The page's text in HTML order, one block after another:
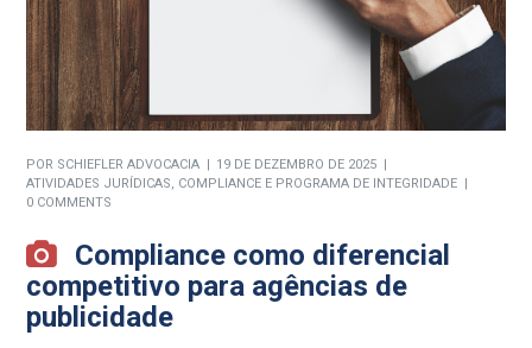
POR SCHIEFLER ADVOCACIA
19 DE DEZEMBRO DE 2025
ATIVIDADES JURÍDICAS, COMPLIANCE E PROGRAMA DE INTEGRIDADE
0 COMMENTS
Compliance como diferencial
competitivo para agências de
publicidade